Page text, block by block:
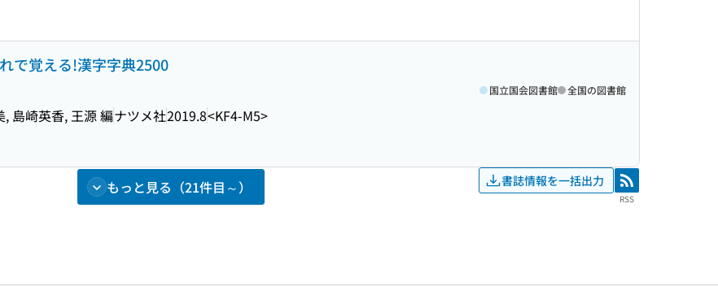
で覚える!漢字字典2500
島崎英香, 王源 編ナツメ社2019.8<KF4-M5>
国立国会図書館 全国の図書館
もっと見る（21件目～） 書誌情報を一括出力 RSS
RSS